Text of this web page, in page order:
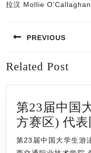
拉汉 Mollie
章
航
PREVIOUS
post:
Related Post
第23届中国
方赛区) 代表
第23届中国大学生游